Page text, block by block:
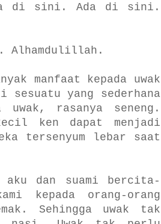
di sini. Ada di sini.
Alhamdulillah.
manfaat kepada uwak
sesuatu yang sederhana
rasanya seneng.
ken dapat menjadi
tersenyum lebar saat
dan suami bercita-
kepada orang-orang
Sehingga uwak tak